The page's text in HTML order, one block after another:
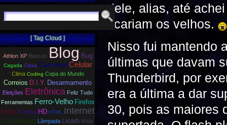
dele, alias, até
ficariam os velhos.
Nisso fui mantendo
últimas que davam
Thunderbird, por
era a última a dar
30, pois as maiores
[ Tag Cloud ]
Athlon XP Bancos Blog Bug
Cagada Caixa Carnaval Celular
Clima Coding Copa do Mundo
Correios D.I.Y. Desarmamento
Eleições Eletrônica Feliz Tudo
Ferramentas Ferro-Velho Firefox
Fotos Fudeba HD HTML Internet
Lado Negro Lâmpada Lisarb Mala